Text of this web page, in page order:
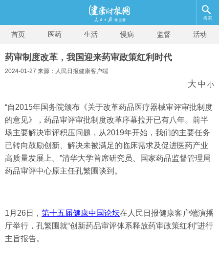
搜索
首页 医药 生活 慢病 监督 活动
药审制度改革，我国迎来药审政策红利时代
2024-01-27 来源：人民日报健康客户端
大 中 小
“自2015年国务院颁布《关于改革药品医疗器械审评审批制度
的意见》，药品审评审批制度改革序幕拉开已有八年。前半
场主要解决审评积压问题，从2019年开始，我们的主要任务
已转向鼓励创新、解决未被满足的临床需求及促进医药产业
高质量发展上。”清华大学首席研究员、国家药品监督管理局
药品审评中心原主任孔繁圃谈到。
1月26日， 第十五届健康中国论坛在人民日报健康客户端演播
厅举行，孔繁圃就“创新药品审评体系释放药审政策红利”进行
主旨报告。